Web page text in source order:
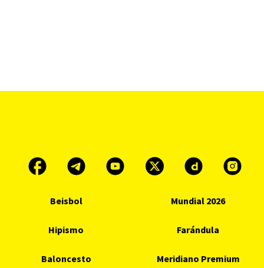
Beisbol Mundial 2026
Hipismo Farándula
Baloncesto Meridiano Premium